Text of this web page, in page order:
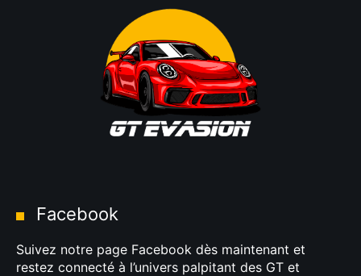
Facebook
Suivez notre page Facebook dès maintenant et
restez connecté à l’univers palpitant des GT et